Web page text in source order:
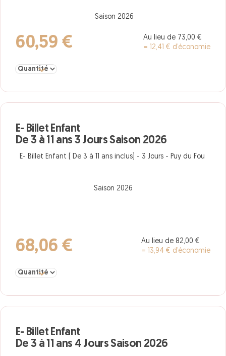
Saison 2026
60,59 €
Au lieu de 73,00 €
= 12,41 € d’économie
Sélectionner la quantité pour Enfant De 3 à 11 ans 2 Jours Saison
E- Billet Enfant
De 3 à 11 ans 3 Jours Saison 2026
E- Billet Enfant ( De 3 à 11 ans inclus) - 3 Jours - Puy du Fou
Saison 2026
68,06 €
Au lieu de 82,00 €
= 13,94 € d’économie
Sélectionner la quantité pour E- Billet Enfant De 3 à 11 ans 3 Jours
E- Billet Enfant
De 3 à 11 ans 4 Jours Saison 2026